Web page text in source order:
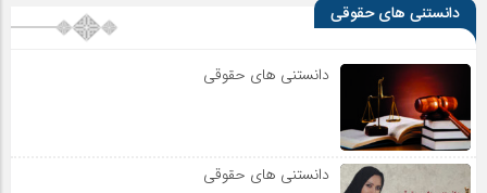
دانستنی های حقوقی
دانستنی های حقوقی
دانستنی های حقوقی